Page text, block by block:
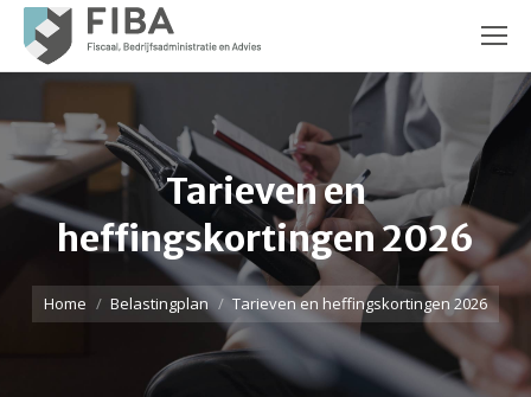
Tarieven en
heffingskortingen 2026
Je bent hier:
Home Belastingplan Tarieven en heffingskortingen 2026